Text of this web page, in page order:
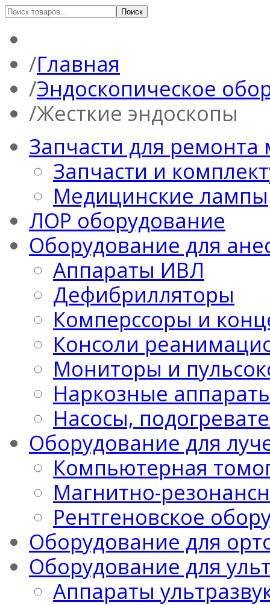
Главная
Эндоскопическое
Жесткие эндоскопы
Запчасти для
Запчасти и
Медицинские лампы
ЛОР оборудование
Оборудование для
Аппараты ИВЛ
Дефибрилляторы
Комперссоры и
Консоли
Мониторы и
Наркозные
Насосы,
Оборудование для
Компьютерная
Магнитно-
Рентгеновское
Оборудование для
Оборудование для
Аппараты